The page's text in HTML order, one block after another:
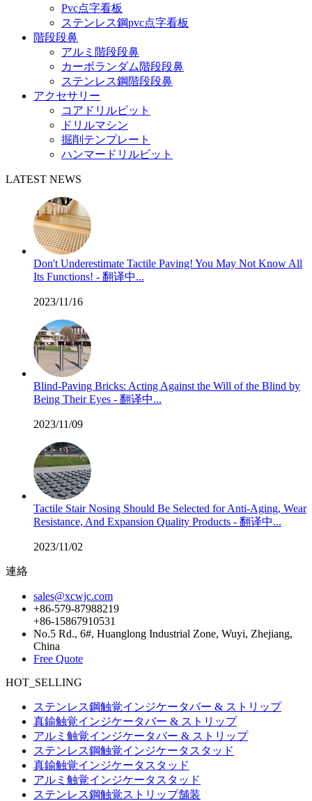
Pvc点字看板
ステンレス鋼pvc点字看板
階段段鼻
アルミ階段段鼻
カーボランダム階段段鼻
ステンレス鋼階段段鼻
アクセサリー
コアドリルビット
ドリルマシン
掘削テンプレート
ハンマードリルビット
LATEST NEWS
Don't Underestimate Tactile Paving! You May Not Know All
Its Functions! - 翻译中...
2023/11/16
Blind-Paving Bricks: Acting Against the Will of the Blind by
Being Their Eyes - 翻译中...
2023/11/09
Tactile Stair Nosing Should Be Selected for Anti-Aging, Wear
Resistance, And Expansion Quality Products - 翻译中...
2023/11/02
連絡
sales@xcwjc.com
+86-579-87988219
+86-15867910531
No.5 Rd., 6#, Huanglong Industrial Zone, Wuyi, Zhejiang,
China
Free Quote
HOT_SELLING
ステンレス鋼触覚インジケータバー & ストリップ
真鍮触覚インジケータバー & ストリップ
アルミ触覚インジケータバー & ストリップ
ステンレス鋼触覚インジケータスタッド
真鍮触覚インジケータスタッド
アルミ触覚インジケータスタッド
ステンレス鋼触覚ストリップ舗装